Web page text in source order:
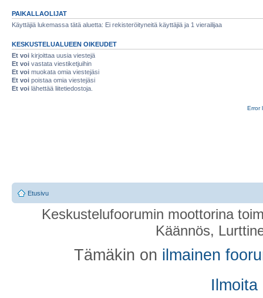
PAIKALLAOLIJAT
Käyttäjiä lukemassa tätä aluetta: Ei rekisteröityneitä käyttäjiä ja 1 vierailijaa
KESKUSTELUALUEEN OIKEUDET
Et voi kirjoittaa uusia viestejä
Et voi vastata viestiketjuihin
Et voi muokata omia viestejäsi
Et voi poistaa omia viestejäsi
Et voi lähettää liitetiedostoja.
Error
Etusivu
Keskustelufoorumin moottorina
Käännös,
Tämäkin on ilmainen